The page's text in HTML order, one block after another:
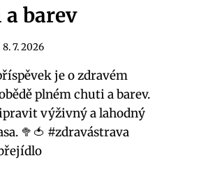
barev
8. 7. 2026
je o zdravém
plném chuti a barev.
výživný a lahodný
🥦🍅 #zdravástrava